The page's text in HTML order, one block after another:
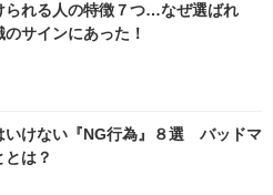
られる人の特徴７つ…なぜ選ばれ
サインにあった！
いけない『NG行為』８選 バッドマ
は？